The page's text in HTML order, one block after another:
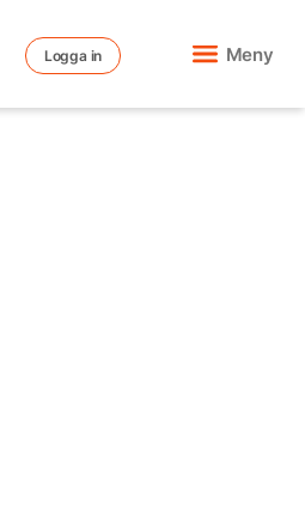
Logga in Meny